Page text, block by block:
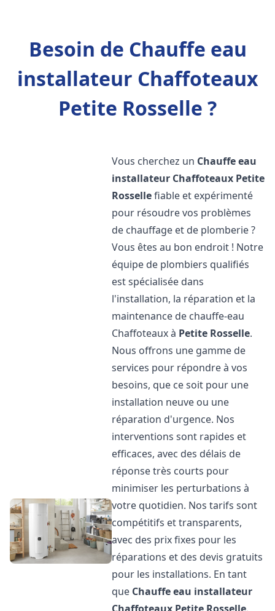
Besoin de Chauffe eau
installateur Chaffoteaux
Petite Rosselle ?
Vous cherchez un Chauffe eau
installateur Chaffoteaux Petite
Rossellefiable et expérimenté
pour résoudre vos problèmes
de chauffage et de plomberie ?
Vous êtes au bon endroit ! Notre
équipe de plombiers qualifiés
est spécialisée dans
l'installation, la réparation et la
maintenance de chauffe-eau
Chaffoteaux à Petite Rosselle.
Nous offrons une gamme de
services pour répondre à vos
besoins, que ce soit pour une
installation neuve ou une
réparation d'urgence. Nos
interventions sont rapides et
efficaces, avec des délais de
réponse très courts pour
minimiser les perturbations à
votre quotidien. Nos tarifs sont
compétitifs et transparents,
avec des prix fixes pour les
réparations et des devis gratuits
pour les installations. En tant
que Chauffe eau installateur